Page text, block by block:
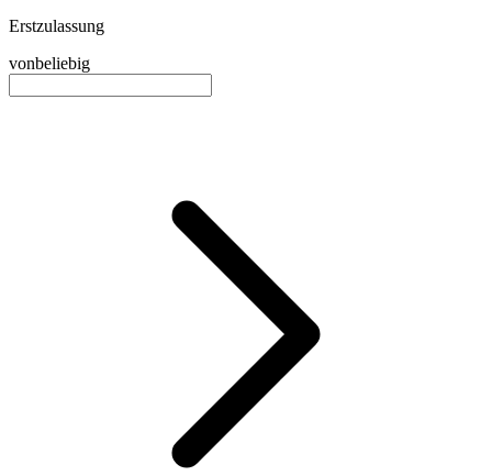
Erstzulassung
vonbeliebig